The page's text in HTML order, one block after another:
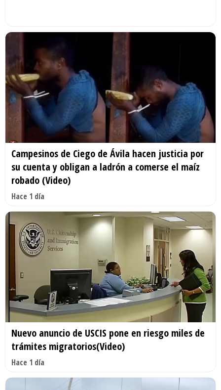
Campesinos de Ciego de Ávila hacen justicia por
su cuenta y obligan a ladrón a comerse el maíz
robado (Video)
Hace 1 día
Nuevo anuncio de USCIS pone en riesgo miles de
trámites migratorios(Video)
Hace 1 día